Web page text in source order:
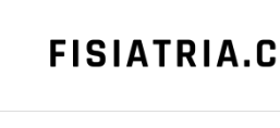
conteúdo